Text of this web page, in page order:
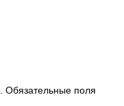
Обязательные поля